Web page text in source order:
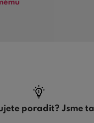
poradit? Jsme